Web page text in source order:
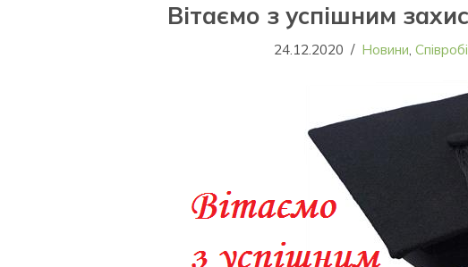
Вітаємо з успішним
24.12.2020 Новини,